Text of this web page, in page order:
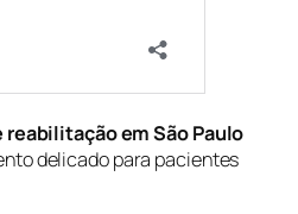
reabilitação em São Paulo
delicado para pacientes